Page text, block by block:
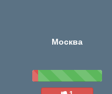
Москва